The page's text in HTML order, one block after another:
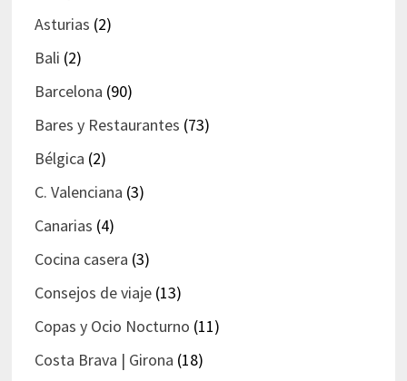
Asturias (2)
Bali (2)
Barcelona (90)
Bares y Restaurantes (73)
Bélgica (2)
C. Valenciana (3)
Canarias (4)
Cocina casera (3)
Consejos de viaje(13)
Copas y Ocio Nocturno (11)
Costa Brava | Girona (18)